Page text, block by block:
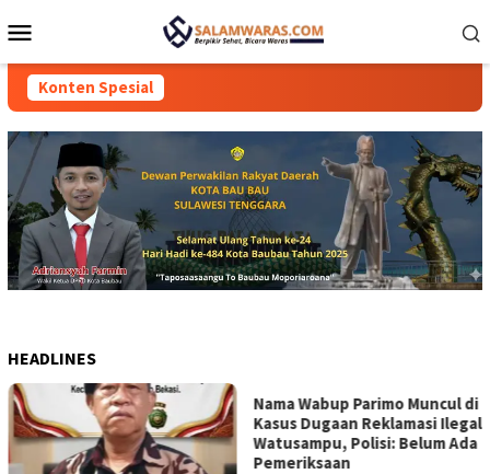
ke
Mobile
Konten Spesial
HEADLINES
Nama Wabup Parimo Muncul di
Kasus Dugaan Reklamasi Ilegal
Watusampu, Polisi: Belum Ada
Pemeriksaan